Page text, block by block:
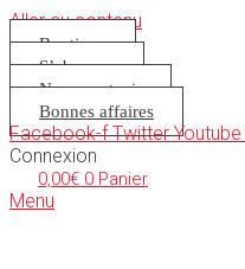
Aller au contenu
Boutique
S’abonner
Nous soutenir
Bonnes affaires
Facebook-f Twitter Youtube
Connexion
0,00€ 0 Panier
Menu